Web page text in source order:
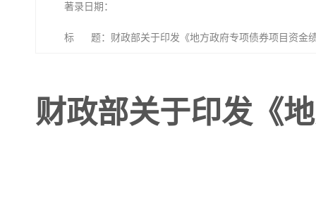
著录日期：
标 题：财政部关于印发《地方政府专项债券项目资金
财政部关于印发《